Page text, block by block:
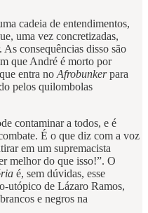
cadeia de entendimentos,
uma vez concretizadas,
As consequências disso são
que André é morto por
entra no Afrobunkerpara
pelos quilombolas
contaminar a todos, e é
É o que diz com a voz
em um supremacista
melhor do que isso!”. O
é, sem dúvidas, esse
utópico de Lázaro Ramos,
e negros na